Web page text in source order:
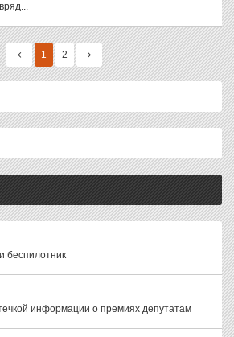
1 2
беспилотник
информации о премиях депутатам